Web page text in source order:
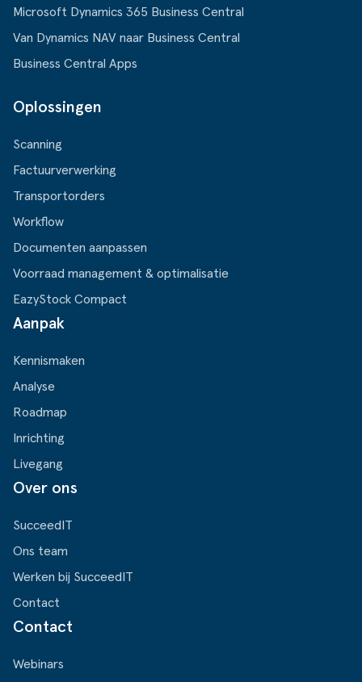
Microsoft Dynamics 365 Business Central
Van Dynamics NAV naar Business Central
Business Central Apps
Oplossingen
Scanning
Factuurverwerking
Transportorders
Workflow
Documenten aanpassen
Voorraad management & optimalisatie
EazyStock Compact
Aanpak
Kennismaken
Analyse
Roadmap
Inrichting
Livegang
Over ons
SucceedIT
Ons team
Werken bij SucceedIT
Contact
Contact
Webinars